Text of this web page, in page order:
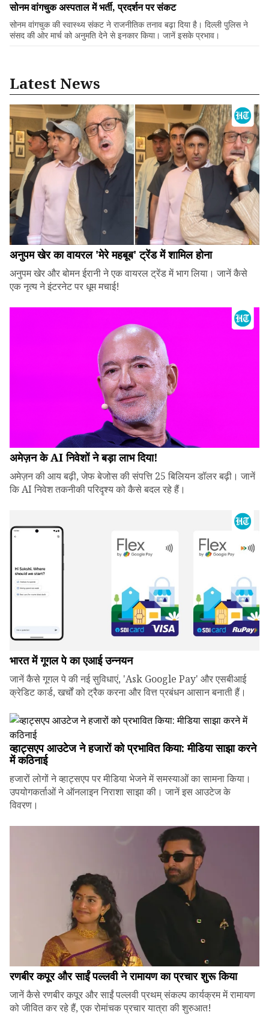
सोनम वांगचुक अस्पताल में भर्ती, प्रदर्शन पर संकट
सोनम वांगचुक की स्वास्थ्य संकट ने राजनीतिक तनाव बढ़ा दिया है। दिल्ली पुलिस ने
संसद की ओर मार्च को अनुमति देने से इनकार किया। जानें इसके प्रभाव।
Latest News
अनुपम खेर का वायरल 'मेरे महबूब' ट्रेंड में शामिल होना
अनुपम खेर और बोमन ईरानी ने एक वायरल ट्रेंड में भाग लिया। जानें कैसे
एक नृत्य ने इंटरनेट पर धूम मचाई!
अमेज़न के AI निवेशों ने बड़ा लाभ दिया!
अमेज़न की आय बढ़ी, जेफ बेजोस की संपत्ति 25 बिलियन डॉलर बढ़ी। जानें
कि AI निवेश तकनीकी परिदृश्य को कैसे बदल रहे हैं।
भारत में गूगल पे का एआई उन्नयन
जानें कैसे गूगल पे की नई सुविधाएं, 'Ask Google Pay' और एसबीआई
क्रेडिट कार्ड, खर्चों को ट्रैक करना और वित्त प्रबंधन आसान बनाती हैं।
व्हाट्सएप आउटेज ने हजारों को प्रभावित किया: मीडिया साझा करने
में कठिनाई
हजारों लोगों ने व्हाट्सएप पर मीडिया भेजने में समस्याओं का सामना किया।
उपयोगकर्ताओं ने ऑनलाइन निराशा साझा की। जानें इस आउटेज के
विवरण।
रणबीर कपूर और साईं पल्लवी ने रामायण का प्रचार शुरू किया
जानें कैसे रणबीर कपूर और साईं पल्लवी प्रथम् संकल्प कार्यक्रम में रामायण
को जीवित कर रहे हैं, एक रोमांचक प्रचार यात्रा की शुरुआत!